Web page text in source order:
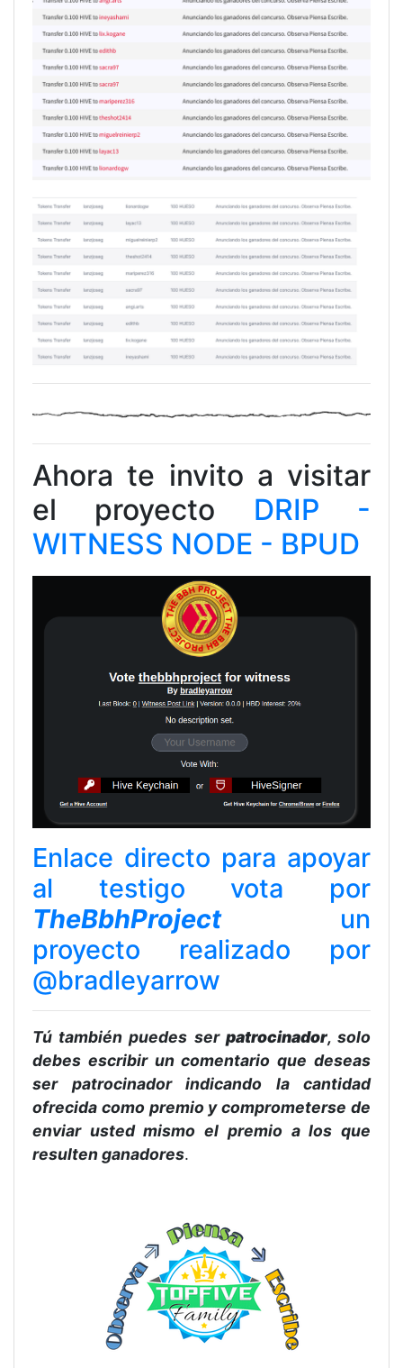
Ahora te invito a visitar
el proyecto DRIP -
WITNESS NODE - BPUD
Enlace directo para apoyar
al testigo vota por
TheBbhProjectun
proyecto realizado por
@bradleyarrow
Tú también puedes ser patrocinador, solo
debes escribir un comentario que deseas
ser patrocinador indicando la cantidad
ofrecida como premio y comprometerse de
enviar usted mismo el premio a los que
resulten ganadores.